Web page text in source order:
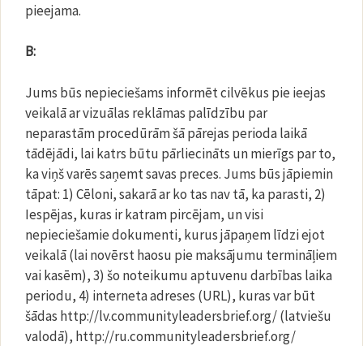
pieejama.
B:
Jums būs nepieciešams informēt cilvēkus pie ieejas
veikalā ar vizuālas reklāmas palīdzību par
neparastām procedūrām šā pārejas perioda laikā
tādējādi, lai katrs būtu pārliecināts un mierīgs par to,
ka viņš varēs saņemt savas preces. Jums būs jāpiemin
tāpat: 1) Cēloni, sakarā ar ko tas nav tā, ka parasti, 2)
Iespējas, kuras ir katram pircējam, un visi
nepieciešamie dokumenti, kurus jāpaņem līdzi ejot
veikalā (lai novērst haosu pie maksājumu termināļiem
vai kasēm), 3) šo noteikumu aptuvenu darbības laika
periodu, 4) interneta adreses (URL), kuras var būt
šādas http://lv.communityleadersbrief.org/ (latviešu
valodā), http://ru.communityleadersbrief.org/